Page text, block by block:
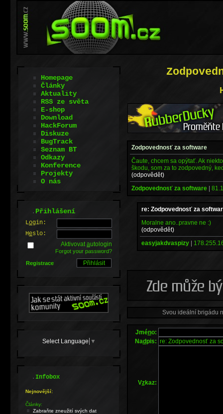
Zodpovednosť za software
Čaute, chcem sa opýtať. Ak
škodu, som za to zodpovedný,
(odpovědět)
Zodpovednosť za software |
re: Zodpovednosť za
Moralne ano..pravne ne :)
(odpovědět)
easyjakdvaspizy |
Svou ideální brigádu
Jméno:
Nadpis:
Vzkaz:
Homepage
Články
Aktuality
RSS ze světa
E-shop
Download
HackForum
Diskuze
BugTrack
Seznam BT
Odkazy
Konference
Projekty
O nás
.Přihlášení
Login:
Heslo:
Aktivovatautologin
Forgot your password?
Registrace
Select Language ▼
.Infobox
Nejnovější:
Články:
Zabraňte zneužití svých dat